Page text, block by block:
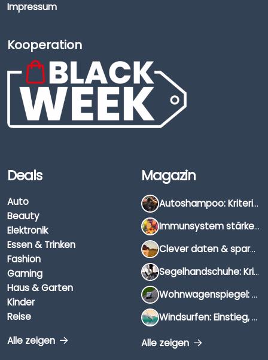
Impressum
Kooperation
Deals
Auto
Beauty
Elektronik
Essen & Trinken
Fashion
Gaming
Haus & Garten
Kinder
Reise
Alle zeigen
Magazin
Autoshampoo: Kriterien, Unterschiede & Anwendung
Immunsystem stärken: Hausmittel, Vitamine & Wissenswertes
Clever daten & sparen: So findest du die besten Deals für Dates und Unternehmungen
Segelhandschuhe: Kriterien, Materialien & Tipps
Wohnwagenspiegel: Auswahl, Preise & Montage
Windsurfen: Einstieg, Ausrüstung & Tipps
Alle zeigen